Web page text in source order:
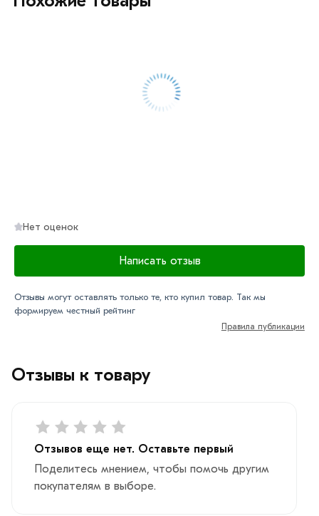
или самовывоза.
купленного товарa в течение 7 дней (наличие чека
Отзывы к товару
Отзывов еще нет. Оставьте первый
Поделитесь мнением, чтобы помочь другим
покупателям в выборе.
Нет оценок
Написать отзыв
Отзывы могут оставлять только те, кто купил товар. Так мы
формируем честный рейтинг
Правила публикации